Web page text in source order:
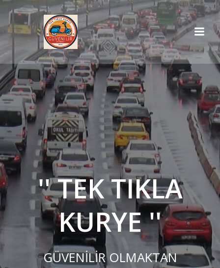
İçeriğe
geç
'' TEK TIKLA
KURYE ''
GÜVENİLİR OLMAKTAN